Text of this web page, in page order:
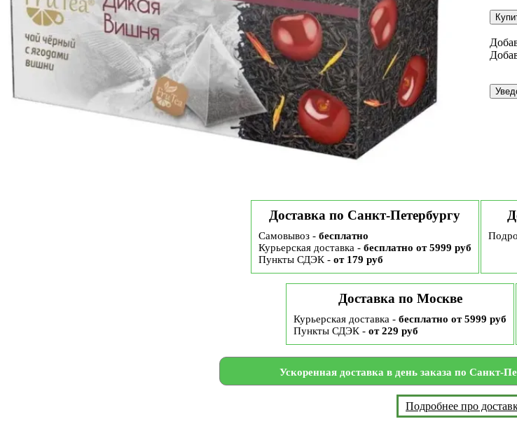
Доставка по Санкт-Петербургу
Самовывоз - бесплатно
Курьерская доставка - бесплатно от 5999 руб
Пункты СДЭК - от 179 руб
Доставка по Москве
Курьерская доставка - бесплатно от 5999 руб
Пункты СДЭК - от 229 руб
Ускоренная доставка в день заказа по Санкт-
Подробнее про